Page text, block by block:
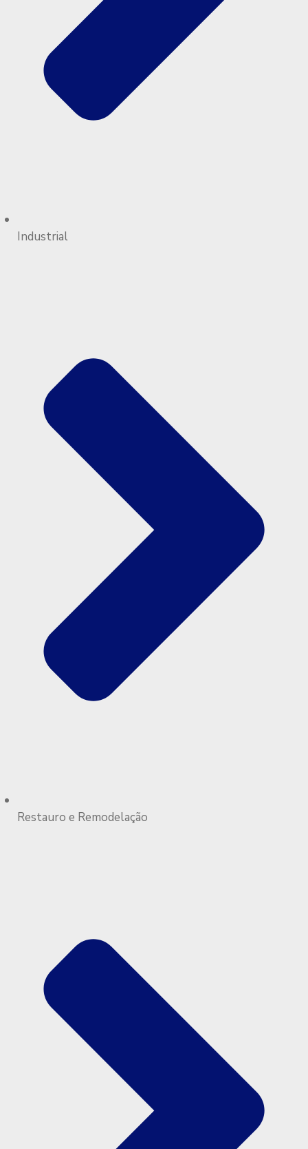
Industrial
Restauro e Remodelação